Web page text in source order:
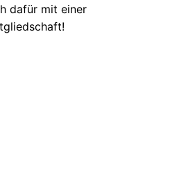
dafür mit einer